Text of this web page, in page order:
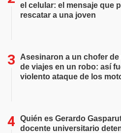
el celular: el mensaje que
rescatar a una joven
Asesinaron a un chofer de
de viajes en un robo: así
violento ataque de los
Quién es Gerardo
docente universitario